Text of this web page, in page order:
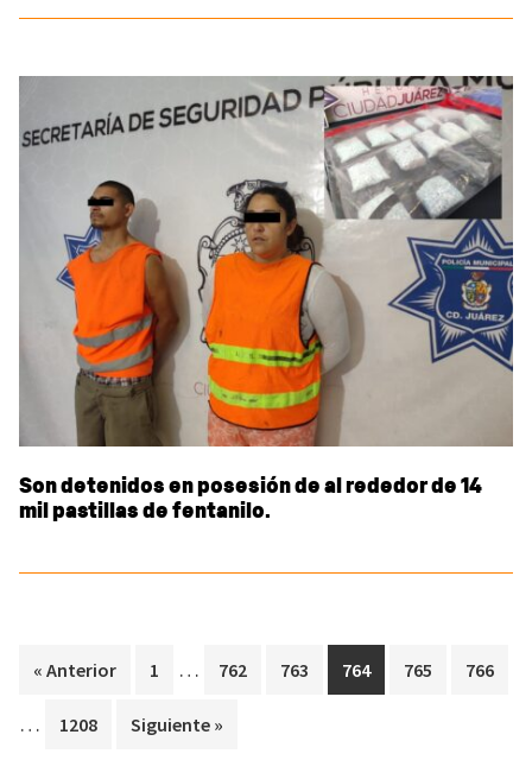
Son detenidos en posesión de al rededor de 14
mil pastillas de fentanilo.
« Anterior Page
1
Interim
omitted
… Page
762 Page
763 Page
764 Page
765 Page
766
… Page
1208 Siguiente »